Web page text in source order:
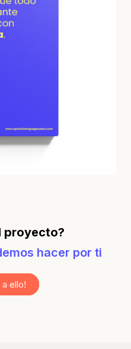
proyecto?
hacer por ti
a ello!